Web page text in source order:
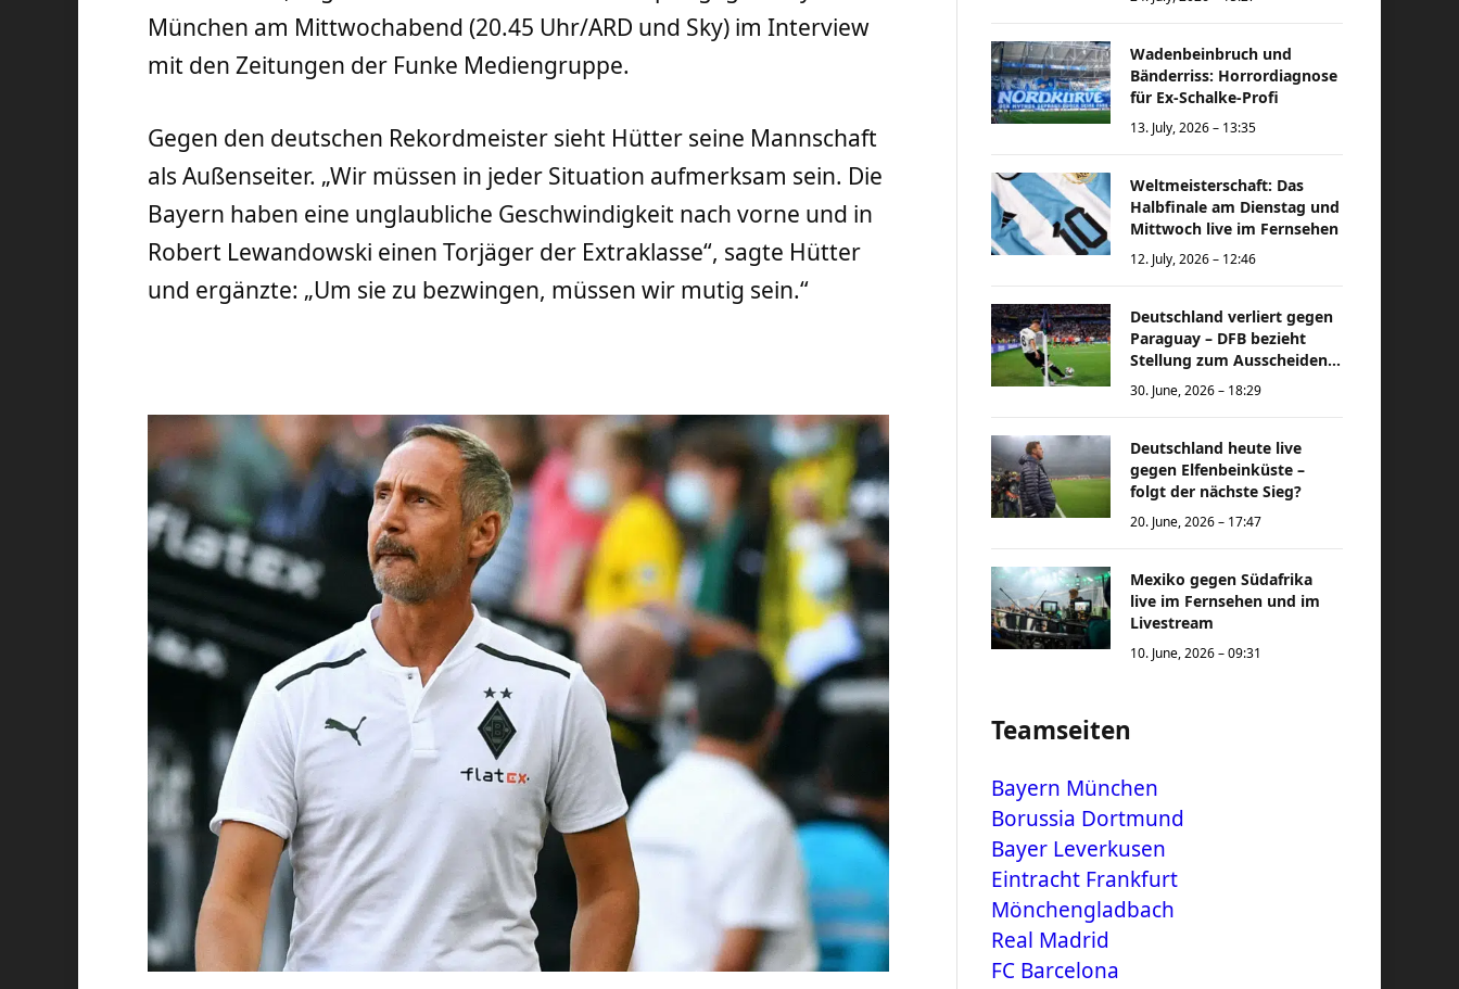
München am Mittwochabend (20.45 Uhr/ARD und Sky) im Interview
mit den Zeitungen der Funke Mediengruppe.
Gegen den deutschen Rekordmeister sieht Hütter seine Mannschaft
als Außenseiter. „Wir müssen in jeder Situation aufmerksam sein. Die
Bayern haben eine unglaubliche Geschwindigkeit nach vorne und in
Robert Lewandowski einen Torjäger der Extraklasse“, sagte Hütter
und ergänzte: „Um sie zu bezwingen, müssen wir mutig sein.“
Wadenbeinbruch und
Bänderriss: Horrordiagnose
für Ex-Schalke-Profi
13. July, 2026 – 13:35
Weltmeisterschaft: Das
Halbfinale am Dienstag und
Mittwoch live im Fernsehen
12. July, 2026 – 12:46
Deutschland verliert gegen
Paraguay – DFB bezieht
Stellung zum Ausscheiden
bei der Weltmeisterschaft
30. June, 2026 – 18:29
Deutschland heute live
gegen Elfenbeinküste –
folgt der nächste Sieg?
20. June, 2026 – 17:47
Mexiko gegen Südafrika
live im Fernsehen und im
Livestream
10. June, 2026 – 09:31
Teamseiten
Bayern München
Borussia Dortmund
Bayer Leverkusen
Eintracht Frankfurt
Mönchengladbach
Real Madrid
FC Barcelona